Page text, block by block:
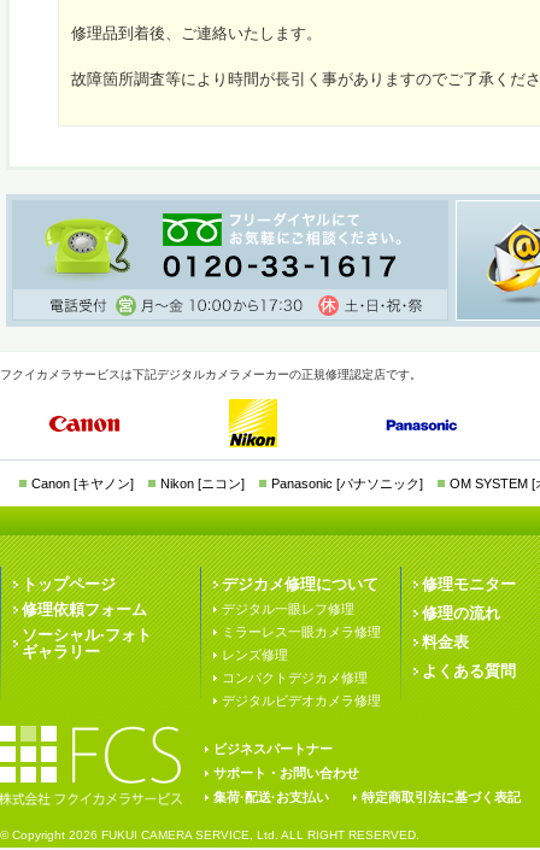
修理品到着後、ご連絡いたします。
故障箇所調査等により時間が長引く事がありますのでご了承くだ
フクイカメラサービスは下記デジタルカメラメーカーの正規修理認定店です。
Canon [キヤノン] Nikon [ニコン] Panasonic [パナソニック] OM SYSTEM [
トップページ
修理依頼フォーム
ソーシャル·フォト
ギャラリー
デジカメ修理について
デジタル一眼レフ修理
ミラーレス一眼カメラ修理
レンズ修理
コンパクトデジカメ修理
デジタルビデオカメラ修理
修理モニター
修理の流れ
料金表
よくある質問
ビジネスパートナー
サポート・お問い合わせ
集荷·配送·お支払い
特定商取引法に基づく表記
© Copyright 2026 FUKUI CAMERA SERVICE, Ltd. ALL RIGHT RESERVED.